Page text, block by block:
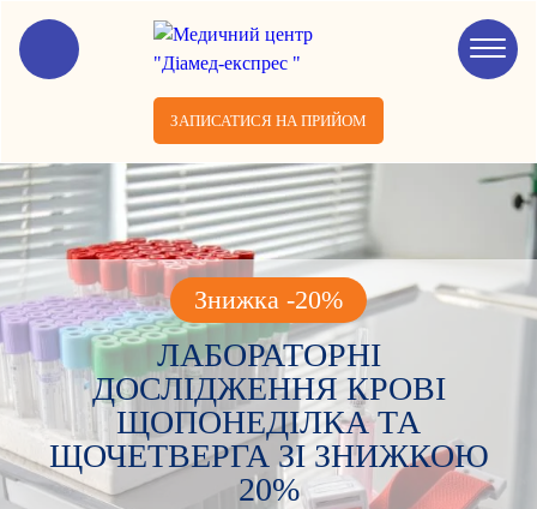
ЗАПИСАТИСЯ НА ПРИЙОМ
Знижка -20%
ЛАБОРАТОРНІ
ДОСЛІДЖЕННЯ КРОВІ
ЩОПОНЕДІЛКА ТА
ЩОЧЕТВЕРГА ЗІ ЗНИЖКОЮ
20%